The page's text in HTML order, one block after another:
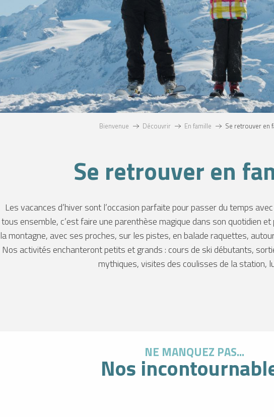
Bienvenue Découvrir En famille Se retrouver en
Se retrouver en
Les vacances d’hiver sont l’occasion parfaite pour passer du temps
tous ensemble, c’est faire une parenthèse magique dans son quotidien
la montagne, avec ses proches, sur les pistes, en balade raquettes,
Nos activités enchanteront petits et grands : cours de ski débutants,
mythiques, visites des coulisses de la station,
NE MANQUEZ PAS...
Nos